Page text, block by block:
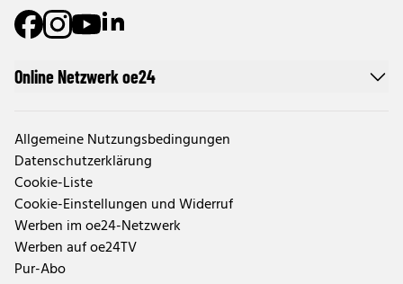
Online Netzwerk oe24
Allgemeine Nutzungsbedingungen
Datenschutzerklärung
Cookie-Liste
Cookie-Einstellungen und Widerruf
Werben im oe24-Netzwerk
Werben auf oe24TV
Pur-Abo